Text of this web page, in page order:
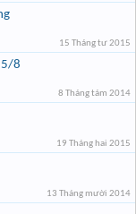
15 Tháng tư 2015
5/8
8 Tháng tám 2014
19 Tháng hai 2015
13 Tháng mười 2014